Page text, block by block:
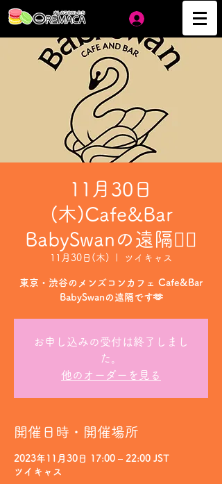
11月30日
(木)Cafe&Bar
BabySwanの遠隔❤️‍🔥
11月30日(木) ツイキャス
東京・渋谷のメンズコンカフェ Cafe&Bar
BabySwanの遠隔です🫶
お申し込みの受付は終了しまし
た。
他のオーダーを見る
開催日時・開催場所
2023年11月30日 17:00 – 22:00 JST
ツイキャス